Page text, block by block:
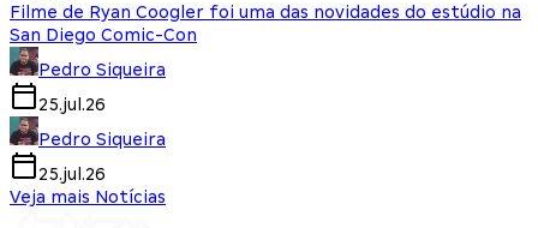
Filme de Ryan Coogler foi uma das novidades do estúdio na
San Diego Comic-Con
Pedro Siqueira
25.jul.26
Pedro Siqueira
25.jul.26
Veja mais Notícias